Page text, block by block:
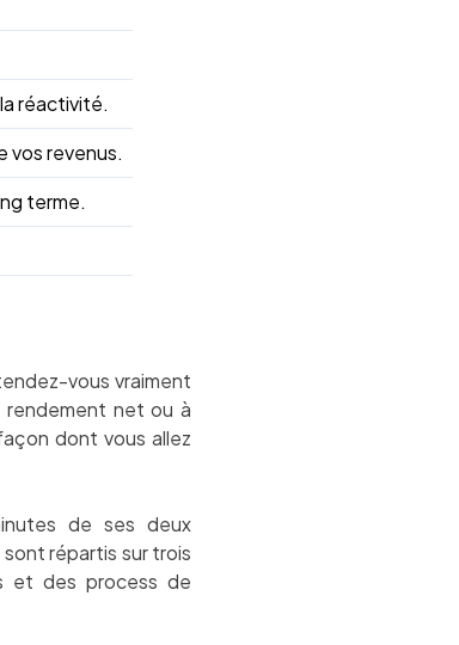
réactivité.
vos revenus.
terme.
vous vraiment
rendement net ou à
dont vous allez
de ses deux
répartis sur trois
et des process de